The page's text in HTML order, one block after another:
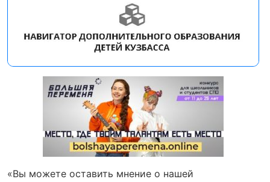
«Вы можете оставить мнение о нашей